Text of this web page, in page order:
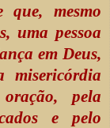
que, mesmo
uma pessoa
em Deus,
misericórdia
pela
e pelo